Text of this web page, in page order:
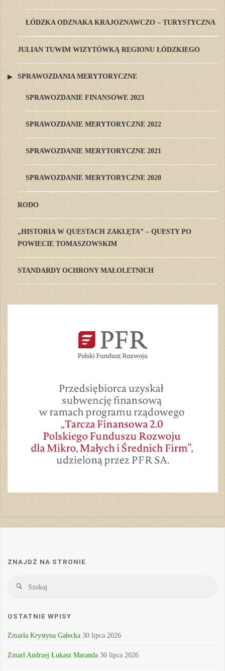
ŁÓDZKA ODZNAKA KRAJOZNAWCZO – TURYSTYCZNA
JULIAN TUWIM WIZYTÓWKĄ REGIONU ŁÓDZKIEGO
SPRAWOZDANIA MERYTORYCZNE
SPRAWOZDANIE FINANSOWE 2023
SPRAWOZDANIE MERYTORYCZNE 2022
SPRAWOZDANIE MERYTORYCZNE 2021
SPRAWOZDANIE MERYTORYCZNE 2020
RODO
„HISTORIA W QUESTACH ZAKLĘTA” – QUESTY PO
POWIECIE TOMASZOWSKIM
STANDARDY OCHRONY MAŁOLETNICH
ZNAJDŹ NA STRONIE
Szukaj
OSTATNIE WPISY
Zmarła Krystyna Gałecka 30 lipca 2026
Zmarł Andrzej Łukasz Maranda 30 lipca 2026